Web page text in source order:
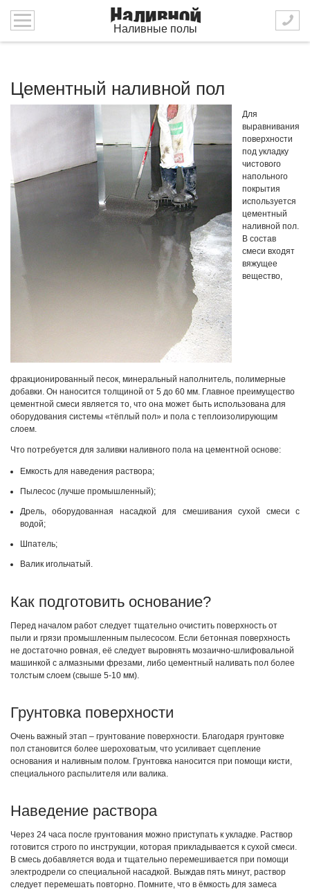
Наливные полы
Цементный наливной пол
Для
выравнивания
поверхности
под укладку
чистового
напольного
покрытия
используется
цементный
наливной пол.
В состав
смеси входят
вяжущее
вещество,
фракционированный песок, минеральный наполнитель, полимерные
добавки. Он наносится толщиной от 5 до 60 мм. Главное преимущество
цементной смеси является то, что она может быть использована для
оборудования системы «тёплый пол» и пола с теплоизолирующим
слоем.
Что потребуется для заливки наливного пола на цементной основе:
Емкость для наведения раствора;
Пылесос (лучше промышленный);
Дрель, оборудованная насадкой для смешивания сухой смеси с
водой;
Шпатель;
Валик игольчатый.
Как подготовить основание?
Перед началом работ следует тщательно очистить поверхность от
пыли и грязи промышленным пылесосом. Если бетонная поверхность
не достаточно ровная, её следует выровнять мозаично-шлифовальной
машинкой с алмазными фрезами, либо цементный наливать пол более
толстым слоем (свыше 5-10 мм).
Грунтовка поверхности
Очень важный этап – грунтование поверхности. Благодаря грунтовке
пол становится более шероховатым, что усиливает сцепление
основания и наливным полом. Грунтовка наносится при помощи кисти,
специального распылителя или валика.
Наведение раствора
Через 24 часа после грунтования можно приступать к укладке. Раствор
готовится строго по инструкции, которая прикладывается к сухой смеси.
В смесь добавляется вода и тщательно перемешивается при помощи
электродрели со специальной насадкой. Выждав пять минут, раствор
следует перемешать повторно. Помните, что в ёмкость для замеса